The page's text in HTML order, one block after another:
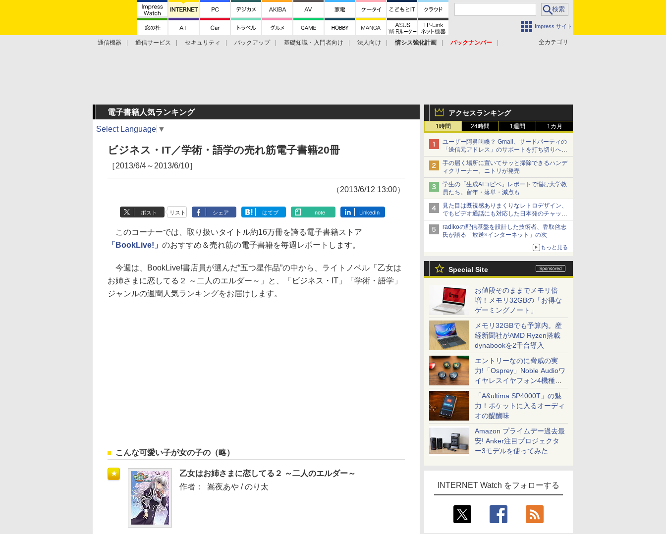
Impress サイト
全カテゴリ
通信機器 通信サービス セキュリティ バックアップ 基礎知識・入門者向け 法人向け 情シス強化計画
バックナンバー
アクセスランキング
1時間 24時間 1週間 1カ月
ユーザー阿鼻叫喚？ Gmail、サードパーティの
「送信元アドレス」のサポートを打ち切りへ
【やじうまWatch】
手の届く場所に置いてサッと掃除できるハンデ
ィクリーナー、ニトリが発売
学生の「生成AIコピペ」レポートで悩む大学教
員たち。留年・落単・減点も
見た目は既視感ありまくりなレトロデザイン、
でもビデオ通話にも対応した日本発のチャット
アプリが登場【やじうまWatch】
radikoの配信基盤を設計した技術者、香取啓志
氏が語る「放送×インターネット」の次
もっと見る
Special Site
お値段そのままでメモリ倍
増！メモリ32GBの「お得な
ゲーミングノート」
メモリ32GBでも予算内。産
経新聞社がAMD Ryzen搭載
dynabookを2千台導入
エントリーなのに脅威の実
力!「Osprey」Noble Audioワ
イヤレスイヤフォン4機種を
一気に聴く
「A&ultima SP4000T」の魅
力！ポケットに入るオーディ
オの醍醐味
Amazon プライムデー過去最
安! Anker注目プロジェクタ
ー3モデルを使ってみた
INTERNET Watch をフォローする
電子書籍人気ランキング
Select Language ▼
ビジネス・IT／学術・語学の売れ筋電子書籍20冊
［2013/6/4～2013/6/10］
（2013/6/12 13:00）
ポスト リスト シェア はてブ note LinkedIn
このコーナーでは、取り扱いタイトル約16万冊を誇る電子書籍ストア
「BookLive!」 のおすすめ＆売れ筋の電子書籍を毎週レポートします。
今週は、BookLive!書店員が選んだ“五つ星作品”の中から、ライトノベル「乙女は
お姉さまに恋してる２ ～二人のエルダー～」と、「ビジネス・IT」「学術・語学」
ジャンルの週間人気ランキングをお届けします。
こんな可愛い子が女の子の（略）
★
乙女はお姉さまに恋してる２ ～二人のエルダー～
作者：
嵩夜あや / のり太